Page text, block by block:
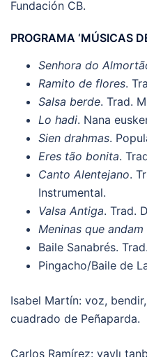
Fundación CB.
PROGRAMA ‘MÚSICAS
Senhora do
Ramito de flores.
Salsa berde. Trad.
Lo hadi. Nana
Sien drahmas.
Eres tão bonita.
Canto Alentejano.
Instrumental.
Valsa Antiga. Trad.
Meninas que
Baile Sanabrés.
Pingacho/Baile de
Isabel Martín: voz,
cuadrado de Peñaparda.
Carlos Ramírez: yaylı